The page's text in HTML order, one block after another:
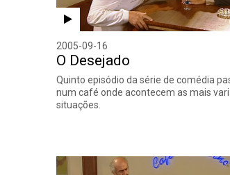
2005-09-16
O Desejado
Quinto episódio da série de comédia
num café onde acontecem as mais
situações.